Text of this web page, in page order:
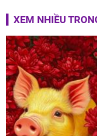
XEM NHIỀU